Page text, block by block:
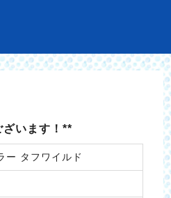
います！**
ー タフワイルド